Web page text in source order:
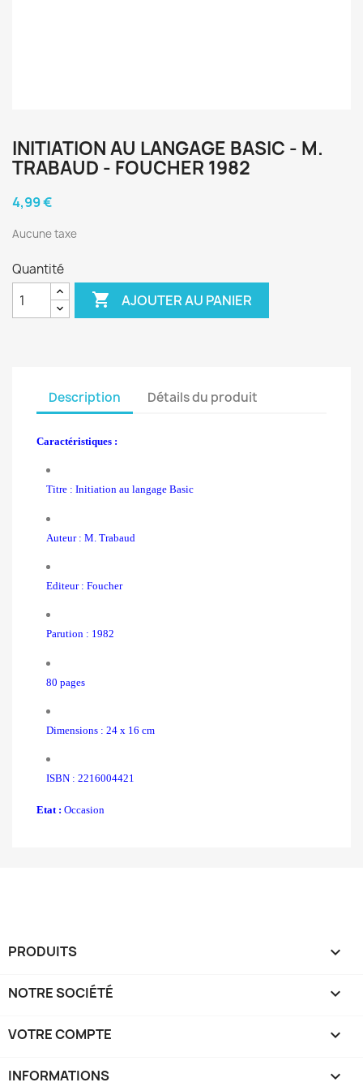
INITIATION AU LANGAGE BASIC - M.
TRABAUD - FOUCHER 1982
4,99 €
Aucune taxe
Quantité
 AJOUTER AU PANIER
Description Détails du produit
Caractéristiques :
Titre : Initiation au langage Basic
Auteur : M. Trabaud
Editeur : Foucher
Parution : 1982
80 pages
Dimensions : 24 x 16 cm
ISBN : 2216004421
Etat : Occasion
PRODUITS 
NOTRE SOCIÉTÉ 
VOTRE COMPTE 
INFORMATIONS keyboard_arrow_down